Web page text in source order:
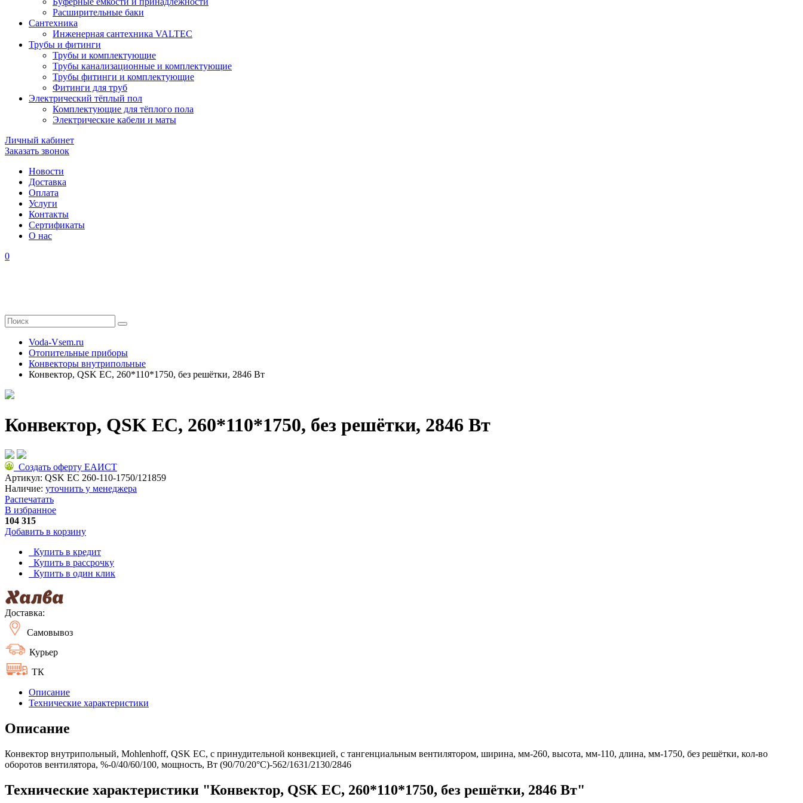
Расширительные баки
Сантехника
Инженерная сантехника VALTEC
Трубы и фитинги
Трубы и комплектующие
Трубы канализационные и комплектующие
Трубы фитинги и комплектующие
Фитинги для труб
Электрический тёплый пол
Комплектующие для тёплого пола
Электрические кабели и маты
Личный кабинет
Заказать звонок
Новости
Доставка
Оплата
Услуги
Контакты
Cертификаты
О нас
0
Voda-Vsem.ru
Отопительные приборы
Конвекторы внутрипольные
Конвектор, QSK EC, 260*110*1750, без решётки, 2846 Вт
Конвектор, QSK EC, 260*110*1750, без решётки, 2846 Вт
Создать оферту ЕАИСТ
Артикул: QSK EC 260-110-1750/121859
Наличие: уточнить у менеджера
Распечатать
В избранное
104 315
Добавить в корзину
Купить в кредит
Купить в рассрочку
Купить в один клик
Доставка:
Самовывоз
Курьер
ТК
Описание
Технические характеристики
Описание
Конвектор внутрипольный, Mohlenhoff, QSK EC, с принудительной конвекцией, с тангенциальным вентилятором, ширина, мм-260, высота, мм-110, длина, мм-1750, без решётки, кол-во
оборотов вентилятора, %-0/40/60/100, мощность, Вт (90/70/20°C)-562/1631/2130/2846
Технические характеристики "Конвектор, QSK EC, 260*110*1750, без решётки, 2846 Вт"